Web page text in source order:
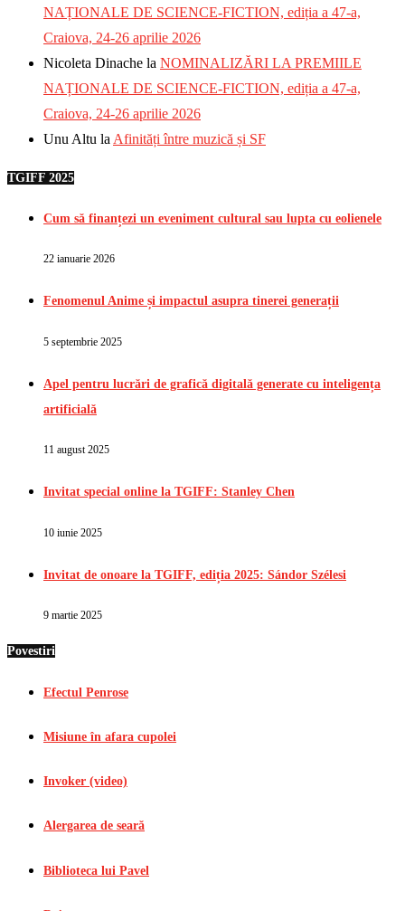
NAȚIONALE DE SCIENCE-FICTION, ediția a 47-a,
Craiova, 24-26 aprilie 2026
Nicoleta Dinache la NOMINALIZĂRI LA PREMIILE
NAȚIONALE DE SCIENCE-FICTION, ediția a 47-a,
Craiova, 24-26 aprilie 2026
Unu Altu la Afinități între muzică și SF
TGIFF 2025
Cum să finanțezi un eveniment cultural sau lupta cu eolienele
22 ianuarie 2026
Fenomenul Anime și impactul asupra tinerei generații
5 septembrie 2025
Apel pentru lucrări de grafică digitală generate cu inteligența
artificială
11 august 2025
Invitat special online la TGIFF: Stanley Chen
10 iunie 2025
Invitat de onoare la TGIFF, ediția 2025: Sándor Szélesi
9 martie 2025
Povestiri
Efectul Penrose
Misiune în afara cupolei
Invoker (video)
Alergarea de seară
Biblioteca lui Pavel